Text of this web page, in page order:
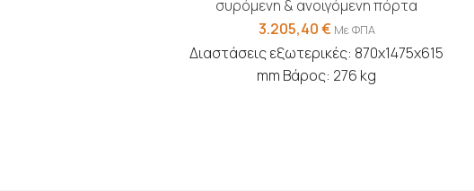
συρόμενη & ανοιγόμενη πόρτα
3.205,40€ Με ΦΠΑ
Διαστάσεις εξωτερικές: 870x1475x615
mm Βάρος: 276 kg